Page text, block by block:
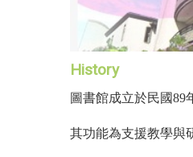
History
圖書館成立於民國89
其功能為支援教學與